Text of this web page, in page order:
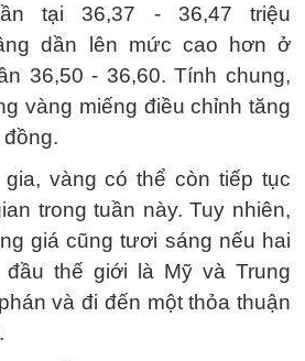
tại 36,37 - 36,47 triệu
dần lên mức cao hơn ở
36,50 - 36,60. Tính chung,
vàng miếng điều chỉnh tăng
vàng có thể còn tiếp tục
trong tuần này. Tuy nhiên,
giá cũng tươi sáng nếu hai
thế giới là Mỹ và Trung
và đi đến một thỏa thuận